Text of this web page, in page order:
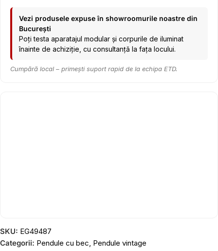
Vezi produsele expuse în showroomurile noastre din
București
Poți testa aparatajul modular și corpurile de iluminat
înainte de achiziție, cu consultanță la fața locului.
Cumpără local – primești suport rapid de la echipa ETD.
SKU: EG49487
Categorii: Pendule cu bec Pendule vintage